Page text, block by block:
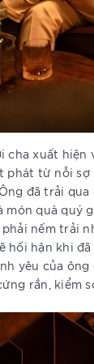
cha xuất hiện
phát từ nỗi sợ
đã trải qua
món quà quý
nếm trải
hối hận khi
yêu của
rắn, kiểm